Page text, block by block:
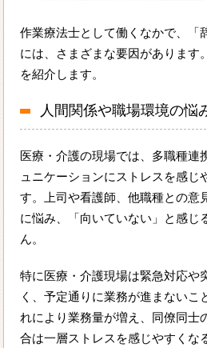
作業療法士として働くなかで、「
には、さまざまな要因があります
を紹介します。
人間関係や職場環境の悩
医療・介護の現場では、多職種連
ュニケーションにストレスを感じ
す。上司や看護師、他職種との意
に悩み、「向いていない」と感じ
ん。
特に医療・介護現場は緊急対応や
く、予定通りに業務が進まないこ
れにより業務量が増え、同僚同士
合は一層ストレスを感じやすくな